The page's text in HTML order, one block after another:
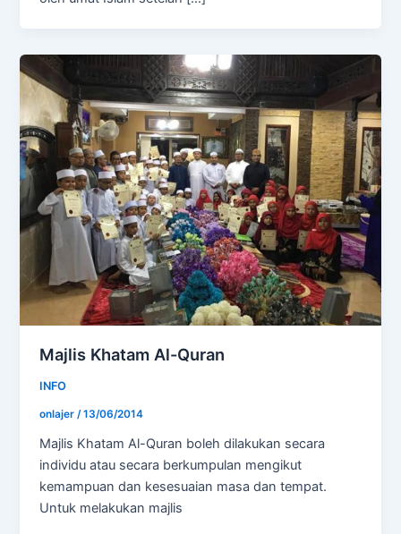
Majlis Khatam Al-Quran
INFO
onlajer/13/06/2014
Majlis Khatam Al-Quran boleh dilakukan secara
individu atau secara berkumpulan mengikut
kemampuan dan kesesuaian masa dan tempat.
Untuk melakukan majlis